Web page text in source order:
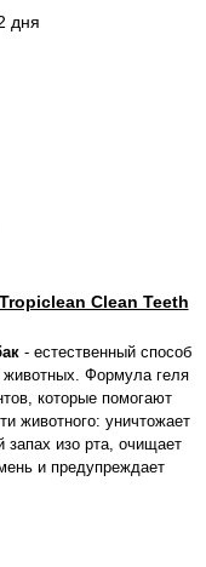
дня
Clean Teeth
- естественный способ
животных. Формула геля
которые помогают
животного: уничтожает
запах изо рта, очищает
и предупреждает